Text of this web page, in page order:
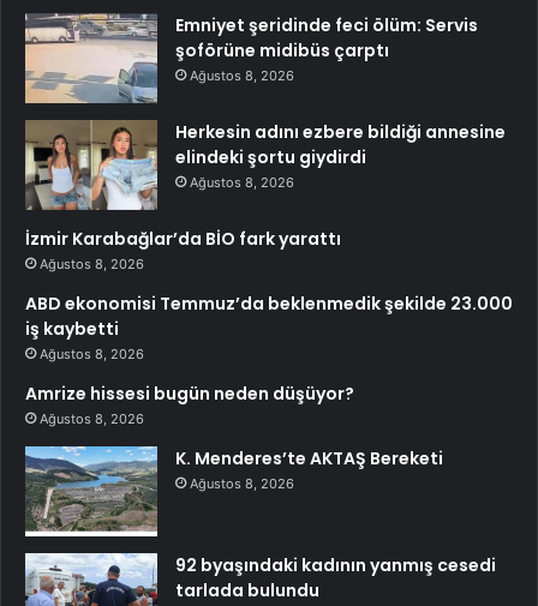
Emniyet şeridinde feci ölüm: Servis
şoförüne midibüs çarptı
Ağustos 8, 2026
Herkesin adını ezbere bildiği annesine
elindeki şortu giydirdi
Ağustos 8, 2026
İzmir Karabağlar’da BİO fark yarattı
Ağustos 8, 2026
ABD ekonomisi Temmuz’da beklenmedik şekilde 23.000
iş kaybetti
Ağustos 8, 2026
Amrize hissesi bugün neden düşüyor?
Ağustos 8, 2026
K. Menderes’te AKTAŞ Bereketi
Ağustos 8, 2026
92 byaşındaki kadının yanmış cesedi
tarlada bulundu